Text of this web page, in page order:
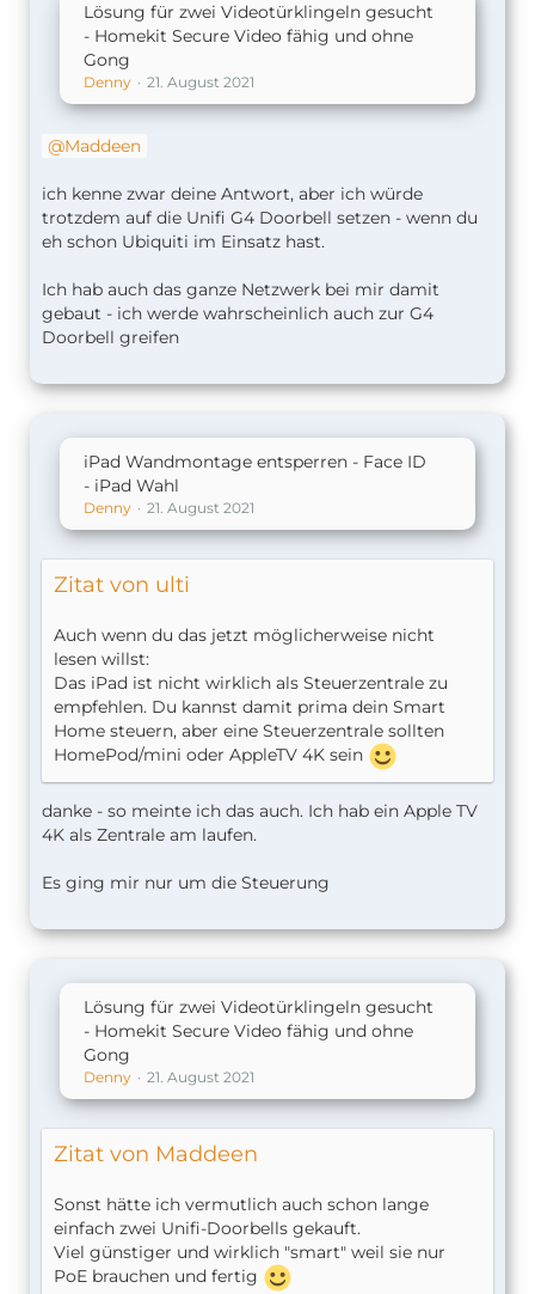
Lösung für zwei Videotürklingeln gesucht
- Homekit Secure Video fähig und ohne
Gong
Denny 21. August 2021
Maddeen
ich kenne zwar deine Antwort, aber ich würde
trotzdem auf die Unifi G4 Doorbell setzen - wenn du
eh schon Ubiquiti im Einsatz hast.
Ich hab auch das ganze Netzwerk bei mir damit
gebaut - ich werde wahrscheinlich auch zur G4
Doorbell greifen
iPad Wandmontage entsperren - Face ID
- iPad Wahl
Denny 21. August 2021
Zitat von ulti
Auch wenn du das jetzt möglicherweise nicht
lesen willst:
Das iPad ist nicht wirklich als Steuerzentrale zu
empfehlen. Du kannst damit prima dein Smart
Home steuern, aber eine Steuerzentrale sollten
HomePod/mini oder AppleTV 4K sein
danke - so meinte ich das auch. Ich hab ein Apple TV
4K als Zentrale am laufen.
Es ging mir nur um die Steuerung
Lösung für zwei Videotürklingeln gesucht
- Homekit Secure Video fähig und ohne
Gong
Denny 21. August 2021
Zitat von Maddeen
Sonst hätte ich vermutlich auch schon lange
einfach zwei Unifi-Doorbells gekauft.
Viel günstiger und wirklich "smart" weil sie nur
PoE brauchen und fertig